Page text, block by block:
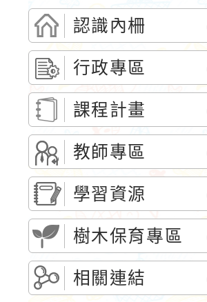
認識內柵
行政專區
課程計畫
教師專區
學習資源
樹木保育專區
相關連結